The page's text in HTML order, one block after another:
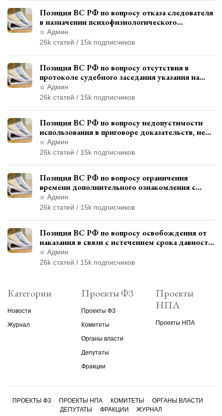
Позиция ВС РФ по вопросу отказа следователя
в назначении психофизиологического
исследования показаний обвиняемой с
использованием полиграфа
Админ
26k статей / 15k подписчиков
Позиция ВС РФ по вопросу отсутствия в
протоколе судебного заседания указания на
возможность выступления в прениях сторон
при наличии аудиозаписи
Админ
26k статей / 15k подписчиков
Позиция ВС РФ по вопросу недопустимости
использования в приговоре доказательств, не
исследованных в судебном заседании
Админ
26k статей / 15k подписчиков
Позиция ВС РФ по вопросу ограничения
времени дополнительного ознакомления с
материалами уголовного дела
Админ
26k статей / 15k подписчиков
Позиция ВС РФ по вопросу освобождения от
наказания в связи с истечением срока давности
уголовного преследования
Админ
26k статей / 15k подписчиков
Категории
Новости
Журнал
Проекты ФЗ
Проекты ФЗ
Комитеты
Органы власти
Депутаты
Фракции
Проекты
НПА
Проекты НПА
ПРОЕКТЫ ФЗ ПРОЕКТЫ НПА КОМИТЕТЫ
ОРГАНЫ ВЛАСТИ
ДЕПУТАТЫ
ФРАКЦИИ
ЖУРНАЛ